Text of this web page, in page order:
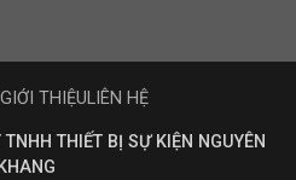
TNHH THIẾT BỊ SỰ KIỆN NGUYÊN
KHANG
GIỚI THIỆULIÊN HỆ